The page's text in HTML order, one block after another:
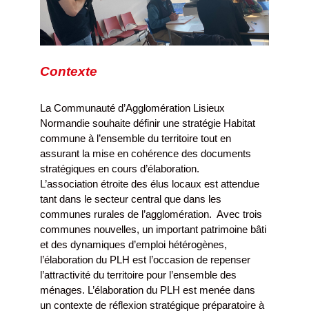
Contexte
La Communauté d’Agglomération Lisieux
Normandie souhaite définir une stratégie Habitat
commune à l’ensemble du territoire tout en
assurant la mise en cohérence des documents
stratégiques en cours d’élaboration.
L’association étroite des élus locaux est attendue
tant dans le secteur central que dans les
communes rurales de l’agglomération. Avec trois
communes nouvelles, un important patrimoine bâti
et des dynamiques d’emploi hétérogènes,
l’élaboration du PLH est l’occasion de repenser
l’attractivité du territoire pour l’ensemble des
ménages. L’élaboration du PLH est menée dans
un contexte de réflexion stratégique préparatoire à